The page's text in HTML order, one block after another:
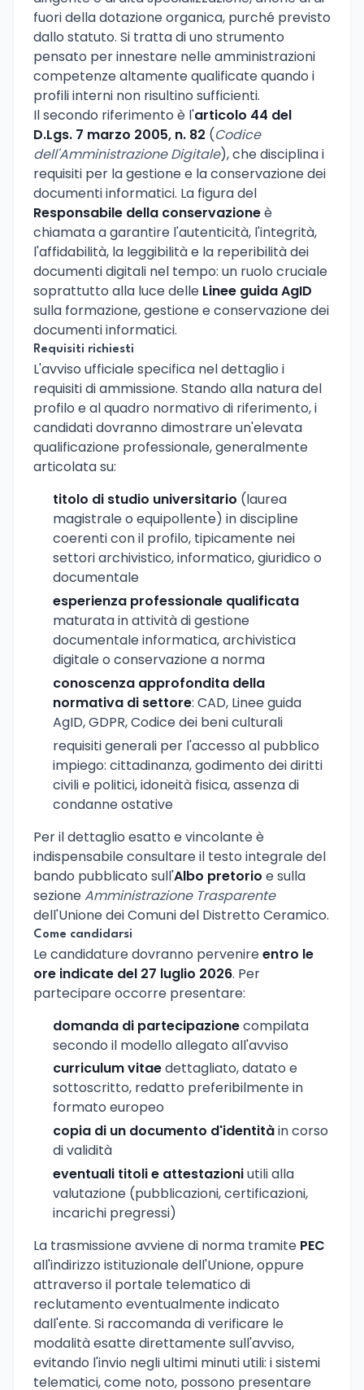
fuori della dotazione organica, purché previsto
dallo statuto. Si tratta di uno strumento
pensato per innestare nelle amministrazioni
competenze altamente qualificate quando i
profili interni non risultino sufficienti.
Il secondo riferimento è l'articolo 44 del
D.Lgs. 7 marzo 2005, n. 82 (Codice
dell'Amministrazione Digitale), che disciplina i
requisiti per la gestione e la conservazione dei
documenti informatici. La figura del
Responsabile della conservazioneè
chiamata a garantire l'autenticità, l'integrità,
l'affidabilità, la leggibilità e la reperibilità dei
documenti digitali nel tempo: un ruolo cruciale
soprattutto alla luce delle Linee guida AgID
sulla formazione, gestione e conservazione dei
documenti informatici.
Requisiti richiesti
L'avviso ufficiale specifica nel dettaglio i
requisiti di ammissione. Stando alla natura del
profilo e al quadro normativo di riferimento, i
candidati dovranno dimostrare un'elevata
qualificazione professionale, generalmente
articolata su:
titolo di studio universitario (laurea
magistrale o equipollente) in discipline
coerenti con il profilo, tipicamente nei
settori archivistico, informatico, giuridico o
documentale
esperienza professionale qualificata
maturata in attività di gestione
documentale informatica, archivistica
digitale o conservazione a norma
conoscenza approfondita della
normativa di settore: CAD, Linee guida
AgID, GDPR, Codice dei beni culturali
requisiti generali per l'accesso al pubblico
impiego: cittadinanza, godimento dei diritti
civili e politici, idoneità fisica, assenza di
condanne ostative
Per il dettaglio esatto e vincolante è
indispensabile consultare il testo integrale del
bando pubblicato sull'Albo pretorio e sulla
sezioneAmministrazione Trasparente
dell'Unione dei Comuni del Distretto Ceramico.
Come candidarsi
Le candidature dovranno pervenireentro le
ore indicate del 27 luglio 2026. Per
partecipare occorre presentare:
domanda di partecipazionecompilata
secondo il modello allegato all'avviso
curriculum vitaedettagliato, datato e
sottoscritto, redatto preferibilmente in
formato europeo
copia di un documento d'identitàin corso
di validità
eventuali titoli e attestazioniutili alla
valutazione (pubblicazioni, certificazioni,
incarichi pregressi)
La trasmissione avviene di norma tramite PEC
all'indirizzo istituzionale dell'Unione, oppure
attraverso il portale telematico di
reclutamento eventualmente indicato
dall'ente. Si raccomanda di verificare le
modalità esatte direttamente sull'avviso,
evitando l'invio negli ultimi minuti utili: i sistemi
telematici, come noto, possono presentare